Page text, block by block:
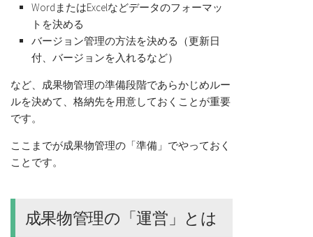
WordまたはExcelなどデータのフォーマッ
トを決める
バージョン管理の方法を決める（更新日
付、バージョンを入れるなど）
など、成果物管理の準備段階であらかじめルー
ルを決めて、格納先を用意しておくことが重要
です。
ここまでが成果物管理の「準備」でやっておく
ことです。
成果物管理の「運営」とは